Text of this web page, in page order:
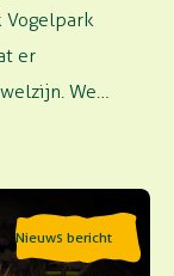
er
We
Nieuws bericht
Geluiden